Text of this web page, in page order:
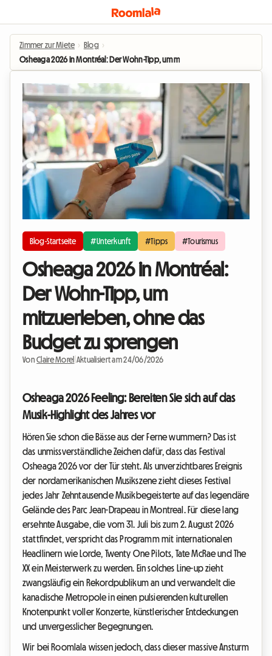
Zimmer zur Miete › Blog ›
Osheaga 2026 in Montréal: Der Wohn-Tipp, um mitzuerleben, ohne das
Blog-Startseite #Unterkunft #Tipps #Tourismus
Osheaga 2026 in Montréal:
Der Wohn-Tipp, um
mitzuerleben, ohne das
Budget zu sprengen
VonClaire Morel Aktualisiert am 24/06/2026
Osheaga 2026 Feeling: Bereiten Sie sich auf das
Musik-Highlight des Jahres vor
Hören Sie schon die Bässe aus der Ferne wummern? Das ist
das unmissverständliche Zeichen dafür, dass das Festival
Osheaga 2026 vor der Tür steht. Als unverzichtbares Ereignis
der nordamerikanischen Musikszene zieht dieses Festival
jedes Jahr Zehntausende Musikbegeisterte auf das legendäre
Gelände des Parc Jean-Drapeau in Montreal. Für diese lang
ersehnte Ausgabe, die vom 31. Juli bis zum 2. August 2026
stattfindet, verspricht das Programm mit internationalen
Headlinern wie Lorde, Twenty One Pilots, Tate McRae und The
XX ein Meisterwerk zu werden. Ein solches Line-up zieht
zwangsläufig ein Rekordpublikum an und verwandelt die
kanadische Metropole in einen pulsierenden kulturellen
Knotenpunkt voller Konzerte, künstlerischer Entdeckungen
und unvergesslicher Begegnungen.
Wir bei Roomlala wissen jedoch, dass dieser massive Ansturm